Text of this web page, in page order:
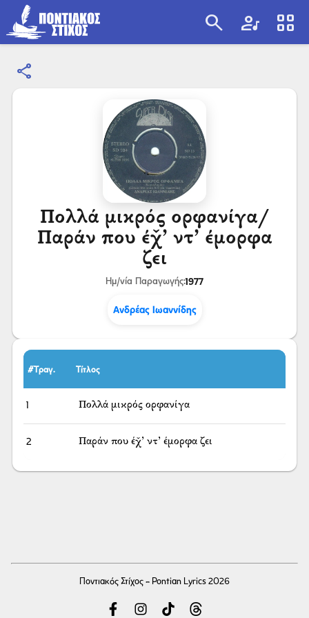
search artist view_cozy
share
Πολλά μικρός ορφανίγα/
Παράν που έχ̌’ ντ’ έμορφα
ζει
Ημ/νία Παραγωγής:1977
Ανδρέας Ιωαννίδης
#Τραγ. Τίτλος
1 Πολλά μικρός ορφανίγα
2 Παράν που έχ̌’ ντ’ έμορφα ζει
Ποντιακός Στίχος - Pontian Lyrics 2026